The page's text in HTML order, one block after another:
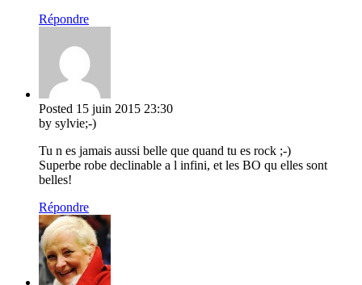
Répondre
Posted 15 juin 2015 23:30
by sylvie;-)
Tu n es jamais aussi belle que quand tu es rock ;-)
Superbe robe declinable a l infini, et les BO qu elles sont
belles!
Répondre